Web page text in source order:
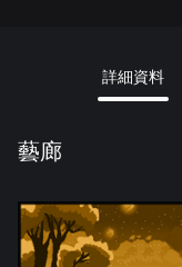
詳細資料
藝廊